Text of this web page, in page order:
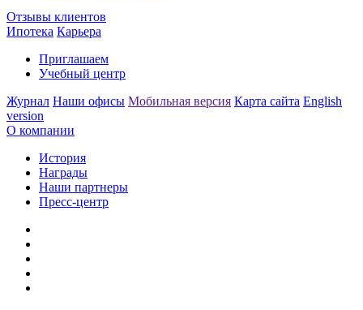
Отзывы клиентов
Ипотека Карьера
Приглашаем
Учебный центр
Журнал Наши офисы Мобильная версия Карта сайта English
version
О компании
История
Награды
Наши партнеры
Пресс-центр